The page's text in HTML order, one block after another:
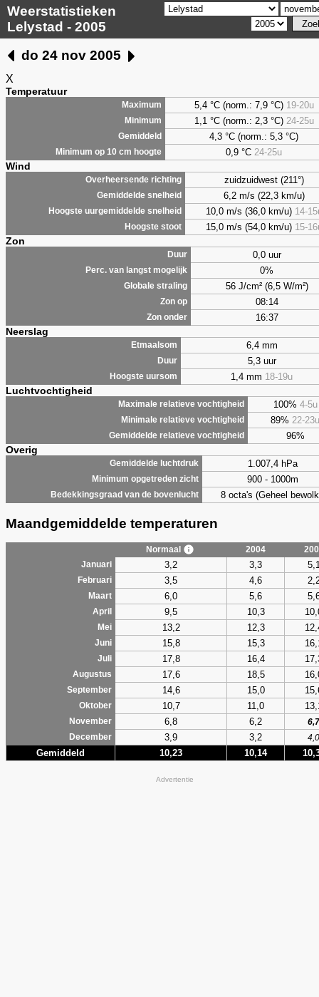
Weerstatistieken
Lelystad - 2005
do 24 nov 2005
X
Temperatuur
Maximum 5,4 °C (norm.: 7,9 °C) 19-20u
Minimum 1,1 °C (norm.: 2,3 °C) 24-25u
Gemiddeld 4,3 °C (norm.: 5,3 °C)
Minimum op 10 cm hoogte 0,9 °C 24-25u
Wind
Overheersende richting zuidzuidwest (211°)
Gemiddelde snelheid 6,2 m/s (22,3 km/u)
Hoogste uurgemiddelde snelheid 10,0 m/s (36,0 km/u) 14-
Hoogste stoot 15,0 m/s (54,0 km/u) 15-
Zon
Duur 0,0 uur
Perc. van langst mogelijk 0%
Globale straling 56 J/cm² (6,5 W/m²)
Zon op 08:14
Zon onder 16:37
Neerslag
Etmaalsom 6,4 mm
Duur 5,3 uur
Hoogste uursom 1,4 mm 18-19u
Luchtvochtigheid
Maximale relatieve vochtigheid 100% 4-5u
Minimale relatieve vochtigheid 89% 22-23u
Gemiddelde relatieve vochtigheid 96%
Overig
Gemiddelde luchtdruk 1.007,4 hPa
Minimum opgetreden zicht 900 - 1000m
Bedekkingsgraad van de bovenlucht 8 octa's (Geheel
Maandgemiddelde temperaturen
Normaal 2004
Januari
3,2 3,3
Februari 3,5 4,6
Maart 6,0 5,6
April 9,5 10,3
Mei 13,2 12,3
Juni 15,8 15,3
Juli 17,8 16,4
Augustus 17,6 18,5
September 14,6 15,0
Oktober 10,7 11,0
November 6,8 6,2
6,7
December
3,9 3,2 4,0
Gemiddeld 10,23 10,14
Advertentie